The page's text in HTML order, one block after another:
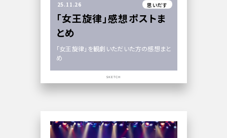
25.11.26 思いだす
「女王旋律」感想ポストま
とめ
「女王旋律」を観劇いただいた方の感想まと
め
SKETCH